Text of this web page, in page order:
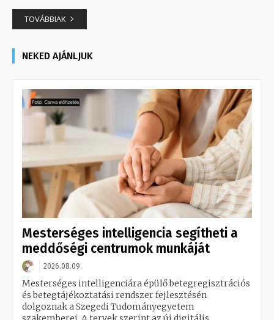
TOVÁBBIAK
NEKED AJÁNLJUK
Mesterséges intelligencia segítheti a
meddőségi centrumok munkáját
2026.08.09.
Mesterséges intelligenciára épülő betegregisztrációs
és betegtájékoztatási rendszer fejlesztésén
dolgoznak a Szegedi Tudományegyetem